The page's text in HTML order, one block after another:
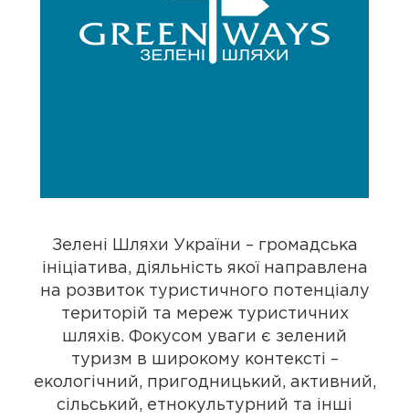
Зелені Шляхи України – громадська
ініціатива, діяльність якої направлена
на розвиток туристичного потенціалу
територій та мереж туристичних
шляхів. Фокусом уваги є зелений
туризм в широкому контексті –
екологічний, пригодницький, активний,
сільський, етнокультурний та інші